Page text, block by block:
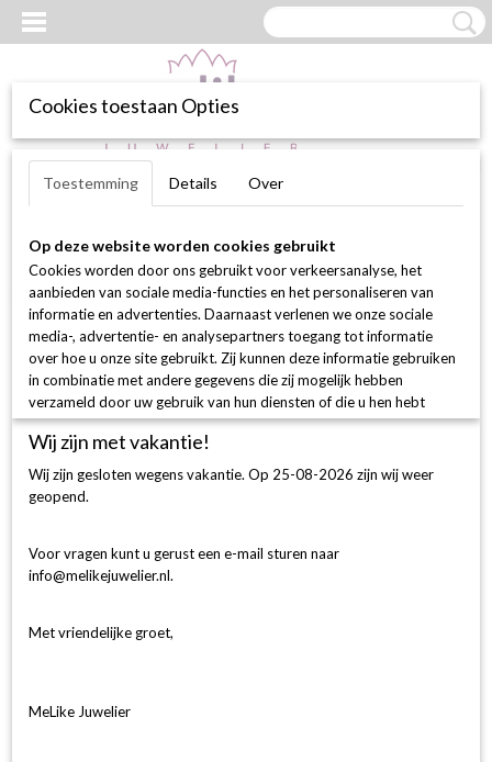
Inloggen Registreren
Home >Webshop>Trouwringen>Simon & Söhne
collection
Cookies toestaan Opties
Toestemming Details Over
Op deze website worden cookies gebruikt
Cookies worden door ons gebruikt voor verkeersanalyse, het
aanbieden van sociale media-functies en het personaliseren van
informatie en advertenties. Daarnaast verlenen we onze sociale
media-, advertentie- en analysepartners toegang tot informatie
over hoe u onze site gebruikt. Zij kunnen deze informatie gebruiken
in combinatie met andere gegevens die zij mogelijk hebben
verzameld door uw gebruik van hun diensten of die u hen hebt
verstrekt.
Wij zijn met vakantie!
Wij zijn gesloten wegens vakantie. Op 25-08-2026 zijn wij weer
geopend.
Voor vragen kunt u gerust een e-mail sturen naar
info@melikejuwelier.nl.
Met vriendelijke groet,
MeLike Juwelier